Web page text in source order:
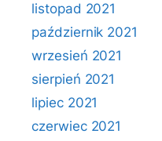
listopad 2021
październik 2021
wrzesień 2021
sierpień 2021
lipiec 2021
czerwiec 2021